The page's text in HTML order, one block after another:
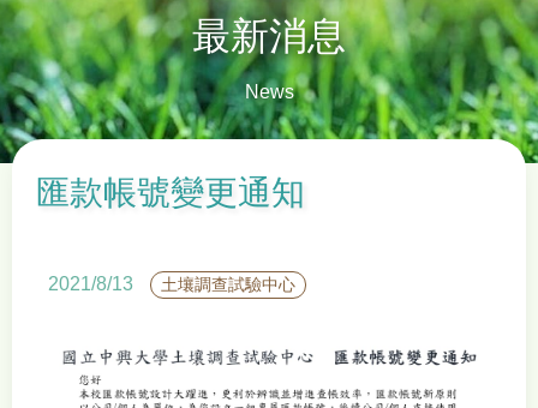
最新消息
News
匯款帳號變更通知
2021/8/13 土壤調查試驗中心